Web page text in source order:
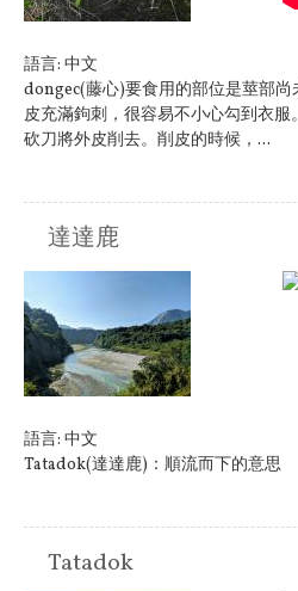
語言: 中文
dongec(藤心)要食用的部位是莖部
皮充滿鉤刺，很容易不小心勾到衣
砍刀將外皮削去。削皮的時候，...
達達鹿
語言: 中文
Tatadok(達達鹿)：順流而下的意思
Tatadok